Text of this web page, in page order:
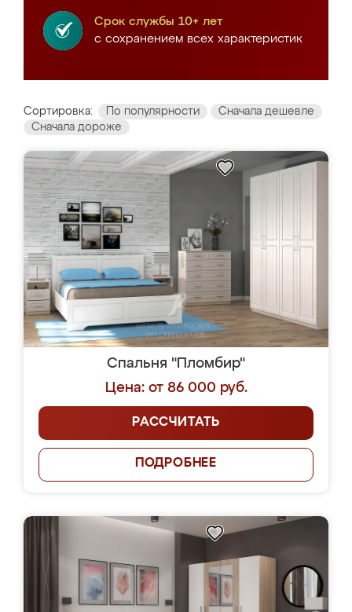
Срок службы 10+ лет
с сохранением всех характеристик
Сортировка: По популярности
Сначала дешевле
Сначала дороже
Спальня "Пломбир"
Цена: от 86 000 руб.
РАССЧИТАТЬ
ПОДРОБНЕЕ